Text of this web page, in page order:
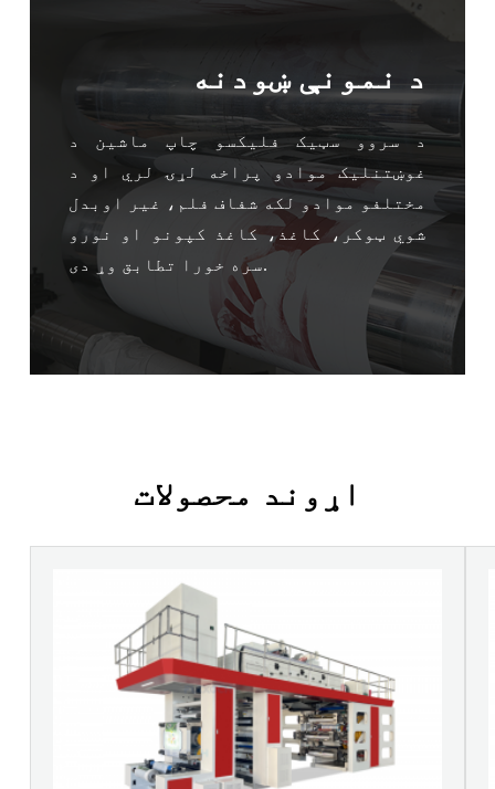
د نمونې ښودنه
د سروو سټیک فلیکسو چاپ ماشین د
غوښتنلیک موادو پراخه لړۍ لري او د
مختلفو موادو لکه شفاف فلم، غیر اوبدل
شوي ټوکر، کاغذ، کاغذ کپونو او نورو
سره خورا تطابق وړ دی.
اړوند محصولات